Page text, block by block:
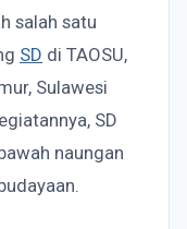
salah satu
SD di TAOSU,
Sulawesi
SD
naungan